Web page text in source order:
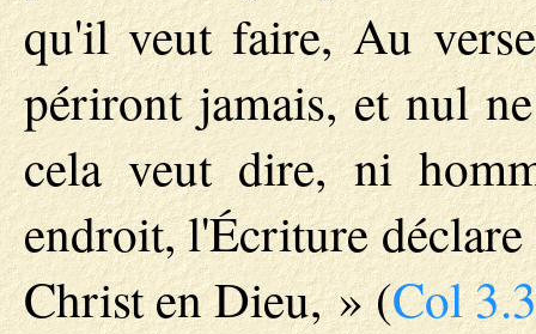
qu'il veut faire, Au
périront jamais, et nul
cela veut dire, ni
endroit, l'Écriture déclare
Christ en Dieu, » (Col 3.3